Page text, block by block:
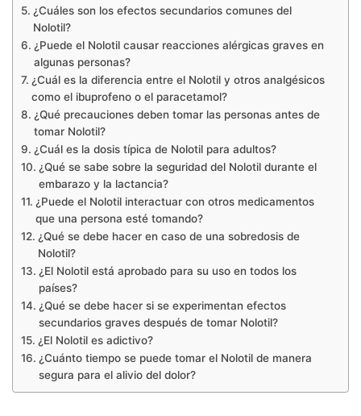
¿Cuáles son los efectos secundarios comunes del
Nolotil?
¿Puede el Nolotil causar reacciones alérgicas graves en
algunas personas?
¿Cuál es la diferencia entre el Nolotil y otros analgésicos
como el ibuprofeno o el paracetamol?
¿Qué precauciones deben tomar las personas antes de
tomar Nolotil?
¿Cuál es la dosis típica de Nolotil para adultos?
¿Qué se sabe sobre la seguridad del Nolotil durante el
embarazo y la lactancia?
¿Puede el Nolotil interactuar con otros medicamentos
que una persona esté tomando?
¿Qué se debe hacer en caso de una sobredosis de
Nolotil?
¿El Nolotil está aprobado para su uso en todos los
países?
¿Qué se debe hacer si se experimentan efectos
secundarios graves después de tomar Nolotil?
¿El Nolotil es adictivo?
¿Cuánto tiempo se puede tomar el Nolotil de manera
segura para el alivio del dolor?